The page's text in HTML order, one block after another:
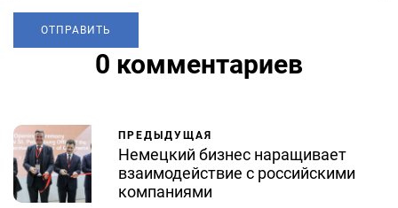
0 комментариев
ПРЕДЫДУЩАЯ
Немецкий бизнес наращивает
взаимодействие с российскими
компаниями